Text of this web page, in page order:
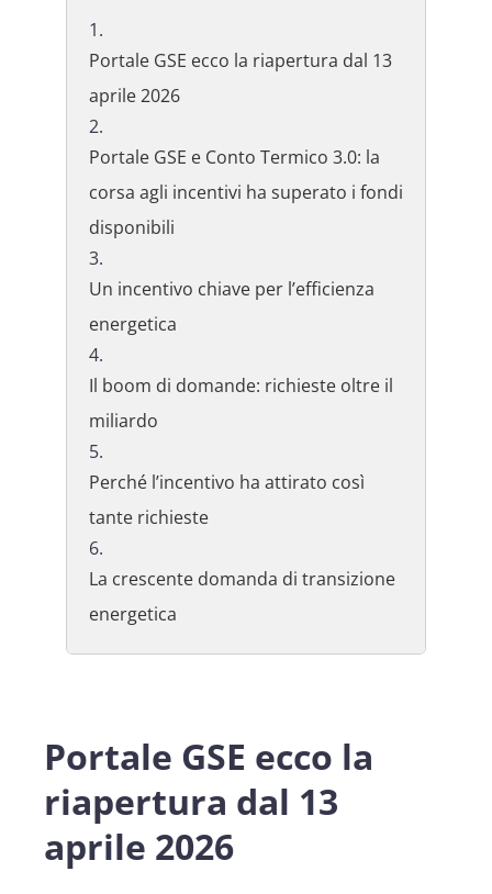
Portale GSE ecco la riapertura dal 13
aprile 2026
Portale GSE e Conto Termico 3.0: la
corsa agli incentivi ha superato i fondi
disponibili
Un incentivo chiave per l’efficienza
energetica
Il boom di domande: richieste oltre il
miliardo
Perché l’incentivo ha attirato così
tante richieste
La crescente domanda di transizione
energetica
Portale GSE ecco la
riapertura dal 13
aprile 2026